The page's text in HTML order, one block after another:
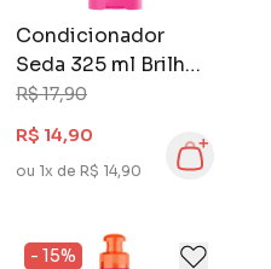
Condicionador
Seda 325 ml Brilho
Ceramidas
R$ 17,90
R$ 14,90
ou 1x de R$ 14,90
- 15%